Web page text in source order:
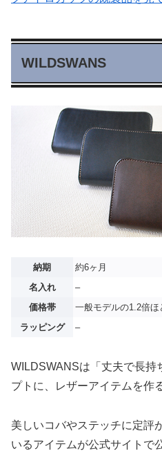
WILDSWANS
納期
約6ヶ月
名入れ
–
価格帯
一般モデルの1.2倍ほ
ラッピング
–
WILDSWANSは「丈夫で長持
プトに、レザーアイテムを作
美しいコバやステッチに定評
いるアイテムが公式サイトで